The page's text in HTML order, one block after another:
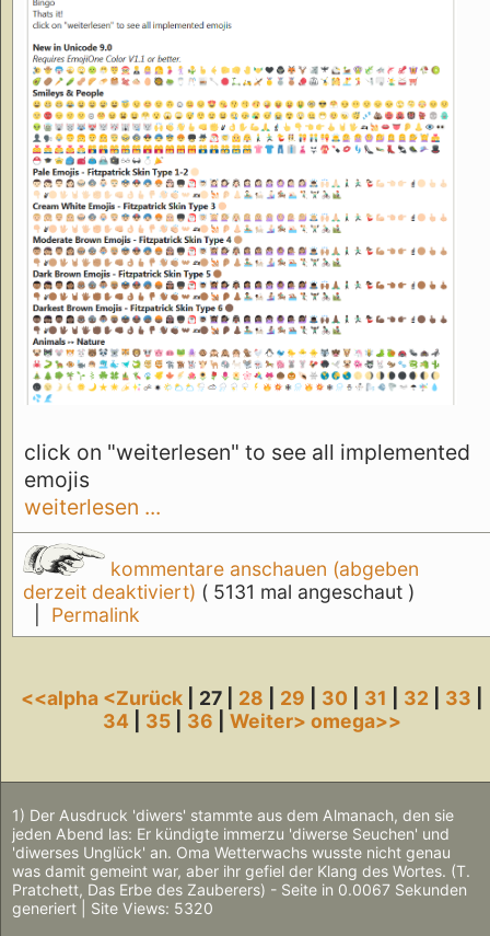
click on "weiterlesen" to see all implemented
emojis
weiterlesen ...
kommentare anschauen (abgeben
derzeit deaktiviert) ( 5131 mal angeschaut )
Permalink
<<alpha <Zurück | 27 | 28 29 30 31 32 33
34
35 36 |Weiter>omega>>
1) Der Ausdruck 'diwers' stammte aus dem Almanach, den sie
jeden Abend las: Er kündigte immerzu 'diwerse Seuchen' und
'diwerses Unglück' an. Oma Wetterwachs wusste nicht genau
was damit gemeint war, aber ihr gefiel der Klang des Wortes. (T.
Pratchett, Das Erbe des Zauberers) - Seite in 0.0067 Sekunden
generiert | Site Views: 5320